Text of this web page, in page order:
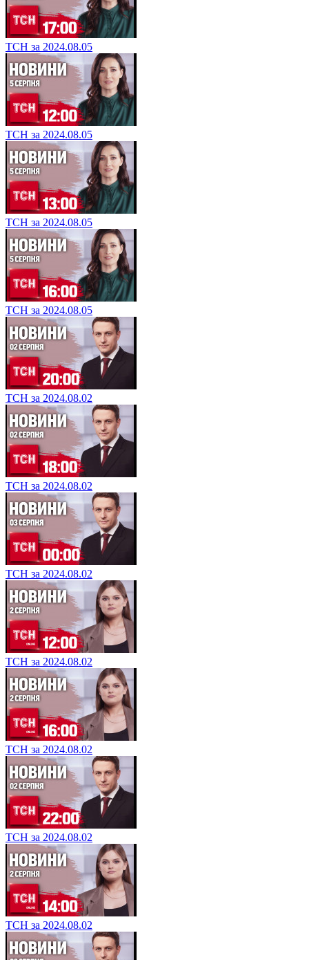
ТСН за 2024.08.05
ТСН за 2024.08.05
ТСН за 2024.08.05
ТСН за 2024.08.05
ТСН за 2024.08.02
ТСН за 2024.08.02
ТСН за 2024.08.02
ТСН за 2024.08.02
ТСН за 2024.08.02
ТСН за 2024.08.02
ТСН за 2024.08.02